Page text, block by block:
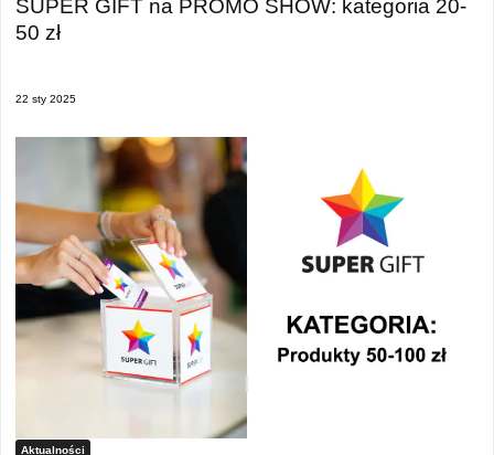
SUPER GIFT na PROMO SHOW: kategoria 20-
50 zł
22 sty 2025
Aktualności